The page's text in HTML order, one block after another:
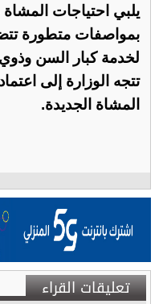
يلبي احتياجات
بمواصفات متطورة
لخدمة كبار السن وذوي
تتجه الوزارة إلى
المشاة الجديدة.
تعليقات القراء